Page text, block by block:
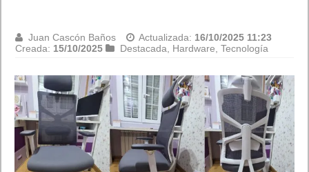
Juan Cascón Baños Actualizada: 16/10/2025 11:23
Creada: 15/10/2025 Destacada Hardware ,Tecnología